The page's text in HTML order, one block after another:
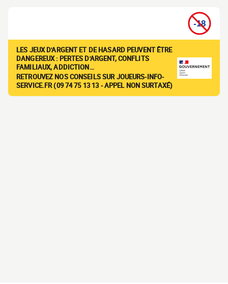
LES JEUX D'ARGENT ET DE HASARD PEUVENT ÊTRE
DANGEREUX : PERTES D'ARGENT, CONFLITS
FAMILIAUX, ADDICTION…
RETROUVEZ NOS CONSEILS SUR JOUEURS-INFO-
SERVICE.FR (09 74 75 13 13 - APPEL NON SURTAXÉ)